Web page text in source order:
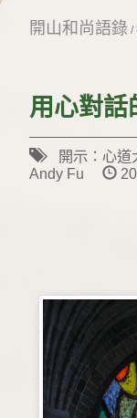
開山和尚語錄/
用心對話
開示：心道
Andy Fu